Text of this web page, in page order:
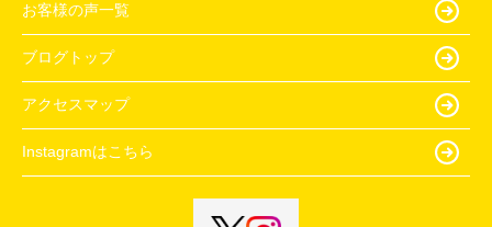
お客様の声一覧
ブログトップ
アクセスマップ
Instagramはこちら